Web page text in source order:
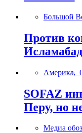
Большой
Против
Америка,
SOFAZ
Перу, но
Медиа